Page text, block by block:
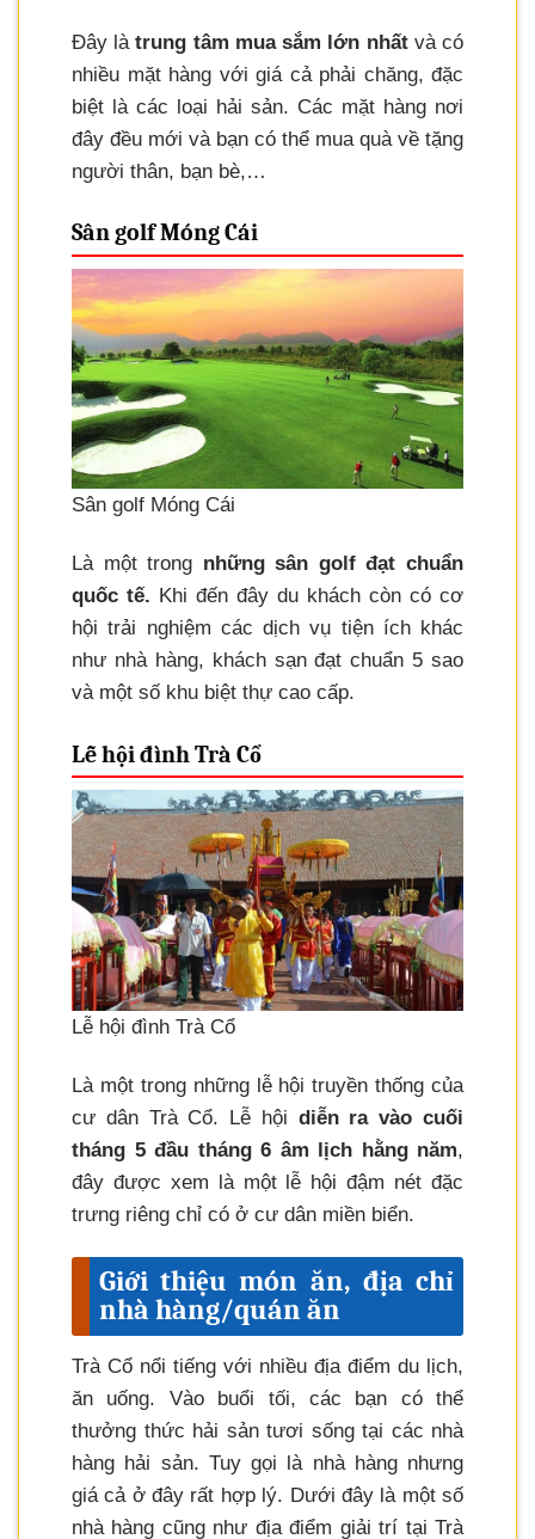
Đây làtrung tâm mua sắm lớn nhấtvà có
nhiều mặt hàng với giá cả phải chăng, đặc
biệt là các loại hải sản. Các mặt hàng nơi
đây đều mới và bạn có thể mua quà về tặng
người thân, bạn bè,…
Sân golf Móng Cái
Sân golf Móng Cái
Là một trong những sân golf đạt chuẩn
quốc tế. Khi đến đây du khách còn có cơ
hội trải nghiệm các dịch vụ tiện ích khác
như nhà hàng, khách sạn đạt chuẩn 5 sao
và một số khu biệt thự cao cấp.
Lễ hội đình Trà Cổ
Lễ hội đình Trà Cổ
Là một trong những lễ hội truyền thống của
cư dân Trà Cổ. Lễ hội diễn ra vào cuối
tháng 5 đầu tháng 6 âm lịch hằng năm,
đây được xem là một lễ hội đậm nét đặc
trưng riêng chỉ có ở cư dân miền biển.
Giới thiệu món ăn, địa chỉ
nhà hàng/quán ăn
Trà Cổ nổi tiếng với nhiều địa điểm du lịch,
ăn uống. Vào buổi tối, các bạn có thể
thưởng thức hải sản tươi sống tại các nhà
hàng hải sản. Tuy gọi là nhà hàng nhưng
giá cả ở đây rất hợp lý. Dưới đây là một số
nhà hàng cũng như địa điểm giải trí tại Trà